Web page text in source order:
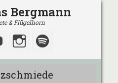
Bergmann
& Flügelhorn
YouTubeInstagram